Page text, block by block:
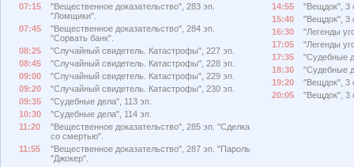
07:15
"Вещественное доказательство", 283 эп.
"Ломщики".
07:45
"Вещественное доказательство", 284 эп.
"Сорвать банк".
08:25
"Случайный свидетель. Катастрофы", 227 эп.
08:45
"Случайный свидетель. Катастрофы", 228 эп.
09:00
"Случайный свидетель. Катастрофы", 229 эп.
09:20
"Случайный свидетель. Катастрофы", 230 эп.
09:35
"Судебные дела", 113 эп.
10:30
"Судебные дела", 114 эп.
11:20
"Вещественное доказательство", 285 эп. "Сделка
со смертью".
11:55
"Вещественное доказательство", 287 эп. "Пароль
"Джокер".
14:55
"Вещдок", 3
15:40
"Вещдок", 3
16:30
"Легенды
17:05
"Легенды
17:35
"Судебные
18:30
"Судебные
19:20
"Вещдок", 3
20:05
"Вещдок", 3